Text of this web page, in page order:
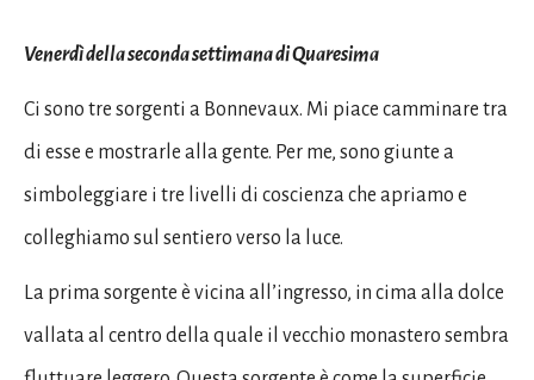
Venerdì della seconda settimana di Quaresima
Ci sono tre sorgenti a Bonnevaux. Mi piace camminare tra
di esse e mostrarle alla gente. Per me, sono giunte a
simboleggiare i tre livelli di coscienza che apriamo e
colleghiamo sul sentiero verso la luce.
La prima sorgente è vicina all’ingresso, in cima alla dolce
vallata al centro della quale il vecchio monastero sembra